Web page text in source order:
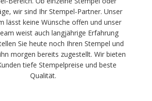
wir sind Ihr Stempel-Partner. Unser
lässt keine Wünsche offen und unser
weist auch langjährige Erfahrung
Sie heute noch Ihren Stempel und
morgen bereits zugestellt. Wir bieten
tiefe Stempelpreise und beste
Qualität.